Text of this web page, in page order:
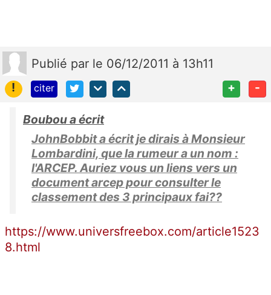
Publié par le 06/12/2011 à 13h11
!
citer + -
Boubou a écrit
JohnBobbit a écrit je dirais à Monsieur
Lombardini, que la rumeur a un nom :
l'ARCEP. Auriez vous un liens vers un
document arcep pour consulter le
classement des 3 principaux fai??
https://www.universfreebox.com/article1523
8.html